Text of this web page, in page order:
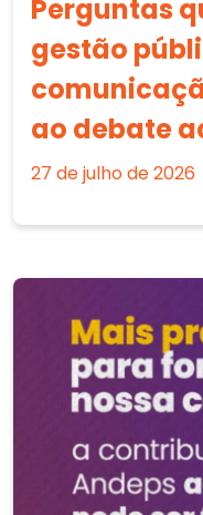
Perguntas
gestão
ao debate
27 de julho de 2026